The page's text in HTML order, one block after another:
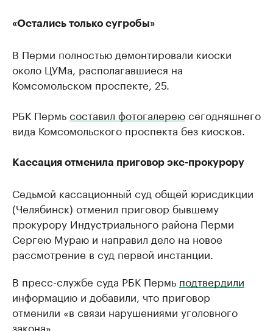
«Остались только сугробы»
В Перми полностью демонтировали киоски
около ЦУМа, располагавшиеся на
Комсомольском проспекте, 25.
РБК Пермьсоставил фотогалереюсегодняшнего
вида Комсомольского проспекта без киосков.
Кассация отменила приговор экс-прокурору
Седьмой кассационный суд общей юрисдикции
(Челябинск) отменил приговор бывшему
прокурору Индустриального района Перми
Сергею Мураю и направил дело на новое
рассмотрение в суд первой инстанции.
В пресс-службе суда РБК Пермь подтвердили
информацию и добавили, что приговор
отменили «в связи нарушениями уголовного
закона».